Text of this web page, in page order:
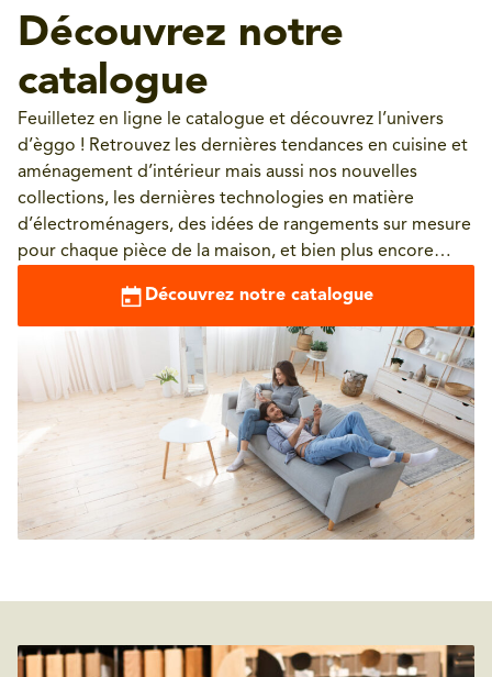
Découvrez notre
catalogue
Feuilletez en ligne le catalogue et découvrez l’univers
d’èggo ! Retrouvez les dernières tendances en cuisine et
aménagement d’intérieur mais aussi nos nouvelles
collections, les dernières technologies en matière
d’électroménagers, des idées de rangements sur mesure
pour chaque pièce de la maison, et bien plus encore…
Découvrez notre catalogue